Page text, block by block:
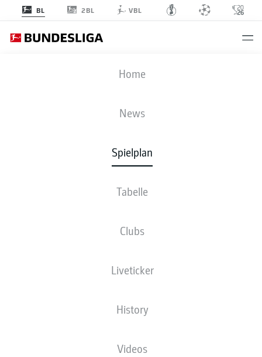
BL 2BL VBL
Home
News
Spielplan
Tabelle
Clubs
Liveticker
History
Videos
BOC
1
AUFSTELLUNGEN